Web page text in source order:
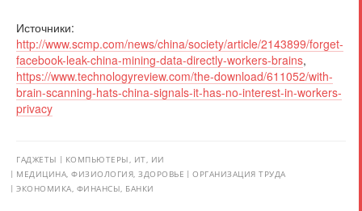
Источники:
http://www.scmp.com/news/china/society/article/2143899/forget-
facebook-leak-china-mining-data-directly-workers-brains,
https://www.technologyreview.com/the-download/611052/with-
brain-scanning-hats-china-signals-it-has-no-interest-in-workers-
privacy
ГАДЖЕТЫ
КОМПЬЮТЕРЫ, ИТ, ИИ
МЕДИЦИНА, ФИЗИОЛОГИЯ, ЗДОРОВЬЕ
ОРГАНИЗАЦИЯ ТРУДА
ЭКОНОМИКА, ФИНАНСЫ, БАНКИ